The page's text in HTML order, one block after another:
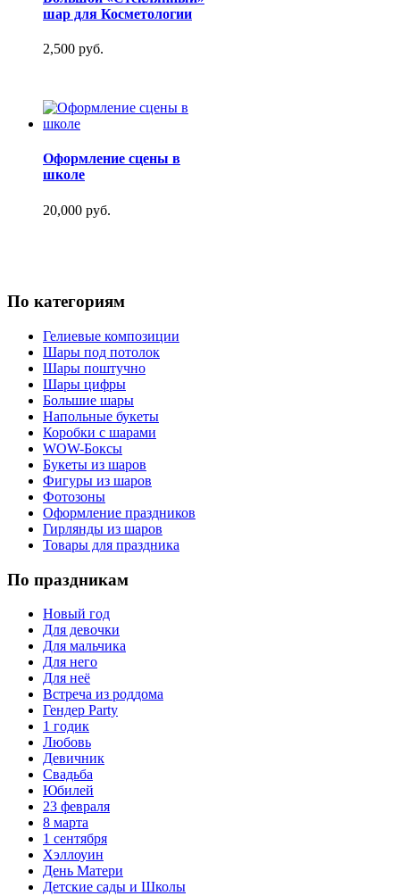
шар для Косметологии
2,500 руб.
Оформление сцены в
школе
20,000 руб.
По категориям
Гелиевые композиции
Шары под потолок
Шары поштучно
Шары цифры
Большие шары
Напольные букеты
Коробки с шарами
WOW-Боксы
Букеты из шаров
Фигуры из шаров
Фотозоны
Оформление праздников
Гирлянды из шаров
Товары для праздника
По праздникам
Новый год
Для девочки
Для мальчика
Для него
Для неё
Встреча из роддома
Гендер Party
1 годик
Любовь
Девичник
Свадьба
Юбилей
23 февраля
8 марта
1 сентября
Хэллоуин
День Матери
Детские сады и Школы